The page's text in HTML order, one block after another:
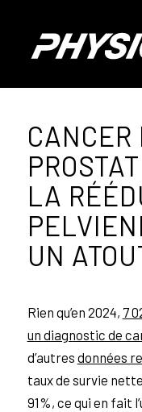
CANCER
LA
UN
Rien qu’en 2024, 7
un diagnostic de
d’autres données
taux de survie
91%, ce qui en fait